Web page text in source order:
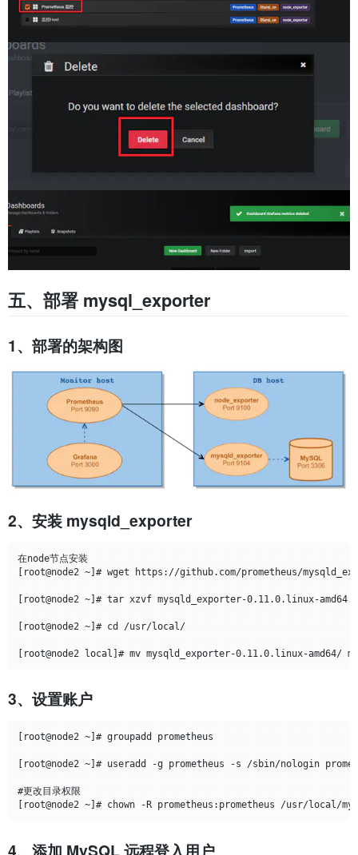
五、部署 mysql_exporter
1、部署的架构图
2、安装 mysqld_exporter
在node节点安装
[root@node2 ~]# wget https://github.com/prometheus/
[root@node2 ~]# tar xzvf mysqld_exporter-0.11.0.linux-
[root@node2 ~]# cd /usr/local/
3、设置账户
[root@node2 ~]# groupadd prometheus
[root@node2 ~]# useradd -g prometheus -s /sbin/nologin
#更改目录权限
4、添加 MySQL 远程登入用户